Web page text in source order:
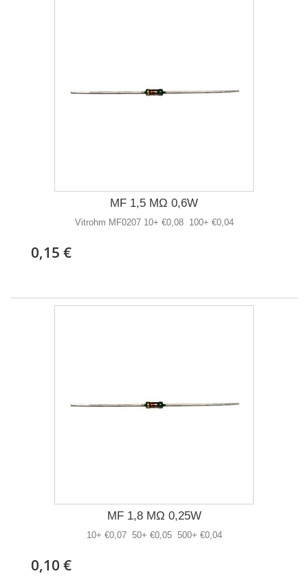
MF 1,5 MΩ 0,6W
Vitrohm MF0207 10+ €0,08 100+ €0,04
0,15 €
MF 1,8 MΩ 0,25W
10+ €0,07 50+ €0,05 500+ €0,04
0,10 €